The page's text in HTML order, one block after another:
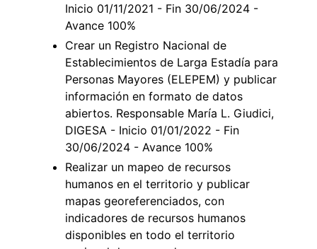
Inicio 01/11/2021 - Fin 30/06/2024 -
Avance 100%
Crear un Registro Nacional de
Establecimientos de Larga Estadía para
Personas Mayores (ELEPEM) y publicar
información en formato de datos
abiertos. Responsable María L. Giudici,
DIGESA - Inicio 01/01/2022 - Fin
30/06/2024 - Avance 100%
Realizar un mapeo de recursos
humanos en el territorio y publicar
mapas georeferenciados, con
indicadores de recursos humanos
disponibles en todo el territorio